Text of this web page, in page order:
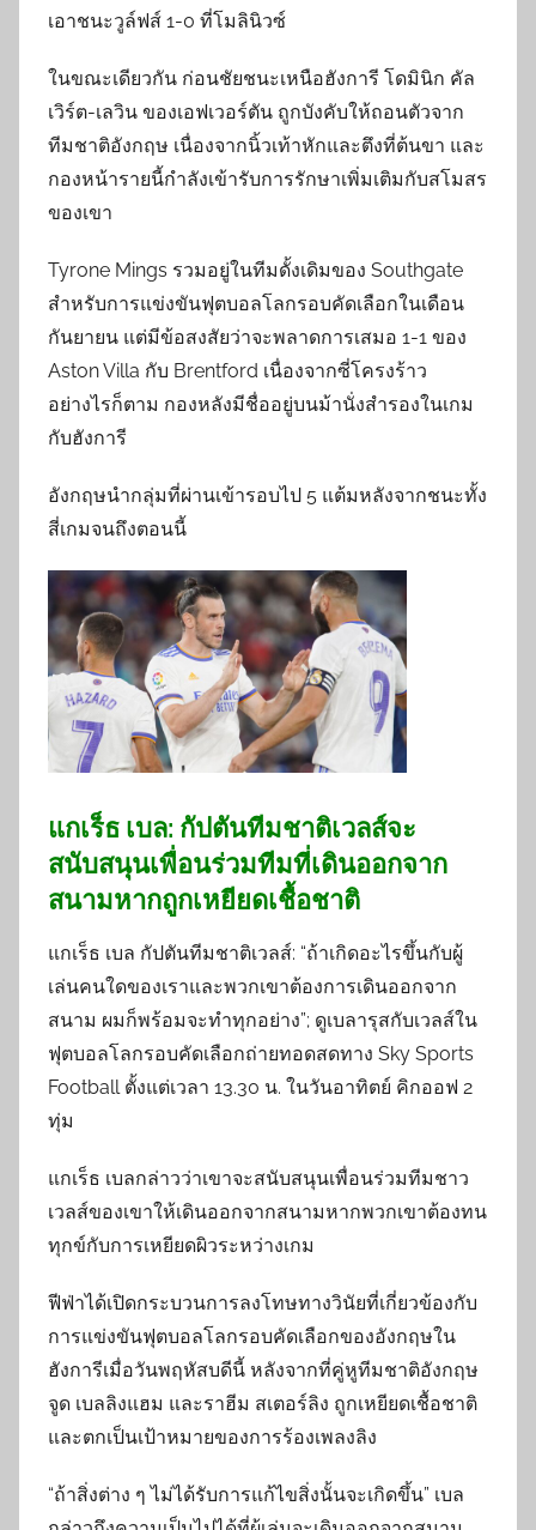
เอาชนะวูล์ฟส์ 1-0 ที่โมลินิวซ์
ในขณะเดียวกัน ก่อนชัยชนะเหนือฮังการี โดมินิก คัล
เวิร์ต-เลวิน ของเอฟเวอร์ตัน ถูกบังคับให้ถอนตัวจาก
ทีมชาติอังกฤษ เนื่องจากนิ้วเท้าหักและตึงที่ต้นขา และ
กองหน้ารายนี้กำลังเข้ารับการรักษาเพิ่มเติมกับสโมสร
ของเขา
Tyrone Mings รวมอยู่ในทีมดั้งเดิมของ Southgate
สำหรับการแข่งขันฟุตบอลโลกรอบคัดเลือกในเดือน
กันยายน แต่มีข้อสงสัยว่าจะพลาดการเสมอ 1-1 ของ
Aston Villa กับ Brentford เนื่องจากซี่โครงร้าว
อย่างไรก็ตาม กองหลังมีชื่ออยู่บนม้านั่งสำรองในเกม
กับฮังการี
อังกฤษนำกลุ่มที่ผ่านเข้ารอบไป 5 แต้มหลังจากชนะทั้ง
สี่เกมจนถึงตอนนี้
แกเร็ธ เบล: กัปตันทีมชาติเวลส์จะ
สนับสนุนเพื่อนร่วมทีมที่เดินออกจาก
สนามหากถูกเหยียดเชื้อชาติ
แกเร็ธ เบล กัปตันทีมชาติเวลส์: “ถ้าเกิดอะไรขึ้นกับผู้
เล่นคนใดของเราและพวกเขาต้องการเดินออกจาก
สนาม ผมก็พร้อมจะทำทุกอย่าง”; ดูเบลารุสกับเวลส์ใน
ฟุตบอลโลกรอบคัดเลือกถ่ายทอดสดทาง Sky Sports
Football ตั้งแต่เวลา 13.30 น. ในวันอาทิตย์ คิกออฟ 2
ทุ่ม
แกเร็ธ เบลกล่าวว่าเขาจะสนับสนุนเพื่อนร่วมทีมชาว
เวลส์ของเขาให้เดินออกจากสนามหากพวกเขาต้องทน
ทุกข์กับการเหยียดผิวระหว่างเกม
ฟีฟ่าได้เปิดกระบวนการลงโทษทางวินัยที่เกี่ยวข้องกับ
การแข่งขันฟุตบอลโลกรอบคัดเลือกของอังกฤษใน
ฮังการีเมื่อวันพฤหัสบดีนี้ หลังจากที่คู่หูทีมชาติอังกฤษ
จูด เบลลิงแฮม และราฮีม สเตอร์ลิง ถูกเหยียดเชื้อชาติ
และตกเป็นเป้าหมายของการร้องเพลงลิง
“ถ้าสิ่งต่าง ๆ ไม่ได้รับการแก้ไขสิ่งนั้นจะเกิดขึ้น” เบล